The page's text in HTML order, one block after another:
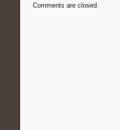
Comments are closed.